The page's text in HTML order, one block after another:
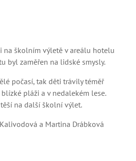
na školním výletě v areálu hotelu
byl zaměřen na lidské smysly.
počasí, tak děti trávily téměř
pláži a v nedalekém lese.
na další školní výlet.
a Martina Drábková